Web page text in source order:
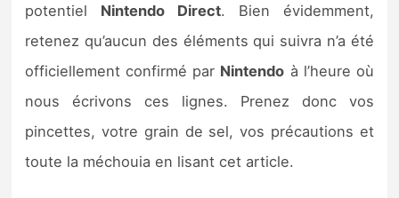
potentiel Nintendo Direct. Bien évidemment,
retenez qu’aucun des éléments qui suivra n’a été
officiellement confirmé par Nintendo à l’heure où
nous écrivons ces lignes. Prenez donc vos
pincettes, votre grain de sel, vos précautions et
toute la méchouia en lisant cet article.